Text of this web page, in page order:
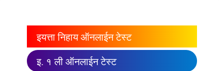
इयत्ता निहाय ऑनलाईन टेस्ट
इ. १ ली ऑनलाईन टेस्ट